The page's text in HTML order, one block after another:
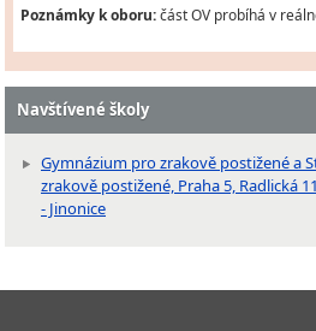
Poznámky k oboru:část OV probíhá v
Navštívené školy
Gymnázium pro zrakově postižené a
zrakově postižené, Praha 5, Radlická
- Jinonice